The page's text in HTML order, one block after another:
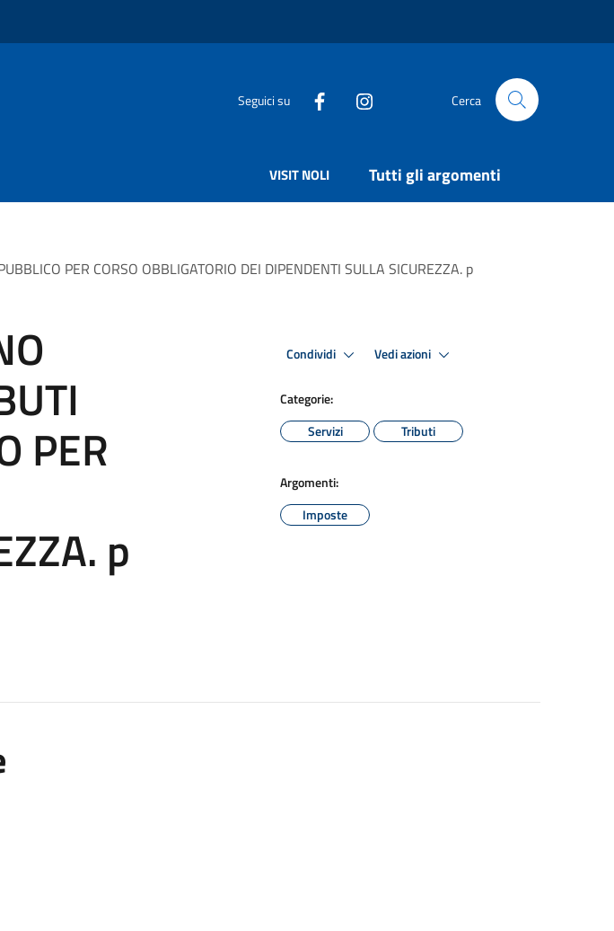
Seguici su Cerca
VISIT NOLI Tutti gli argomenti
PER CORSO OBBLIGATORIO DEI DIPENDENTI SULLA SICUREZZA. p
PER
p
Condividi Vedi azioni
Categorie:
Servizi
Tributi
Argomenti:
Imposte